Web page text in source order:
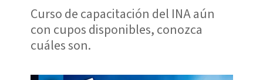
Curso de capacitación del INA aún
con cupos disponibles, conozca
cuáles son.